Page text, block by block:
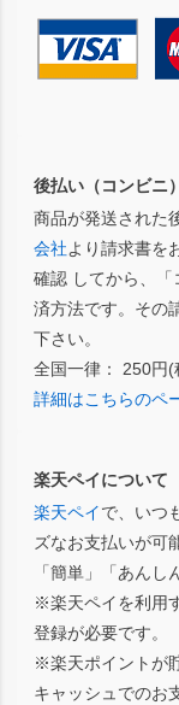
後払い（コンビニ
商品が発送された
会社より請求書を
確認 してから、
済方法です。その
下さい。
全国一律： 250円(
詳細はこちらのペ
楽天ペイについて
楽天ペイで、いつ
ズなお支払いが可
「簡単」「あんし
※楽天ペイを利用
登録が必要です。
※楽天ポイントが
キャッシュでのお